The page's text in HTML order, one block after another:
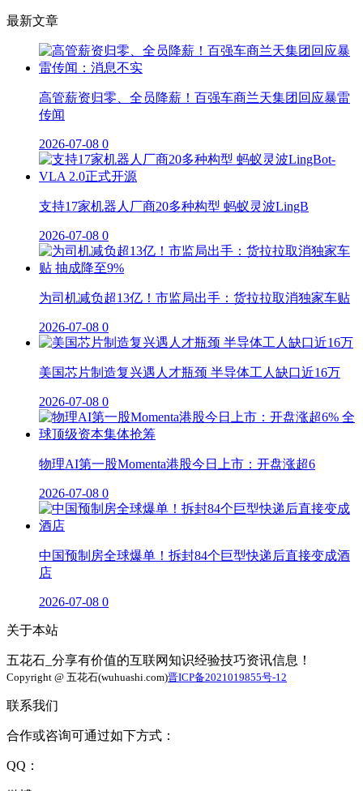
最新文章
高管薪资归零、全员降薪！百强车商兰天集团回应暴雷
传闻
2026-07-08 0
支持17家机器人厂商20多种构型 蚂蚁灵波LingB
2026-07-08 0
为司机减负超13亿！市监局出手：货拉拉取消独家车贴
2026-07-08 0
美国芯片制造复兴遇人才瓶颈 半导体工人缺口近16万
2026-07-08 0
物理AI第一股Momenta港股今日上市：开盘涨超6
2026-07-08 0
中国预制房全球爆单！拆封84个巨型快递后直接变成酒
店
2026-07-08 0
关于本站
五花石_分享有价值的互联网知识经验技巧资讯信息！
Copyright @ 五花石(wuhuashi.com)晋ICP备2021019855号-12
联系我们
合作或咨询可通过如下方式：
QQ：